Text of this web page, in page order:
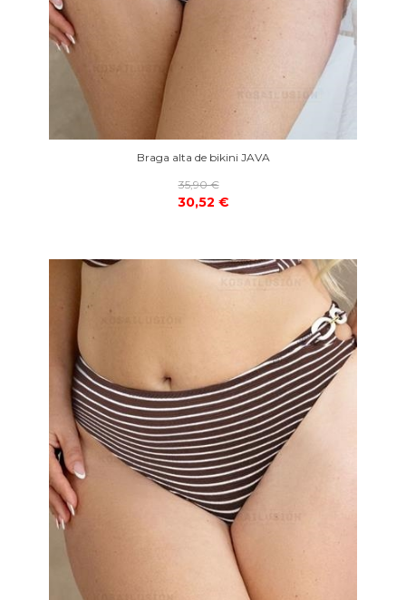
Braga alta de bikini JAVA
35,90 €
30,52 €